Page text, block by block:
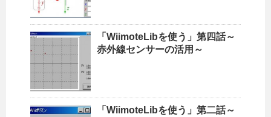
「WiimoteLibを使う」第四話～
赤外線センサーの活用～
「WiimoteLibを使う」第二話～